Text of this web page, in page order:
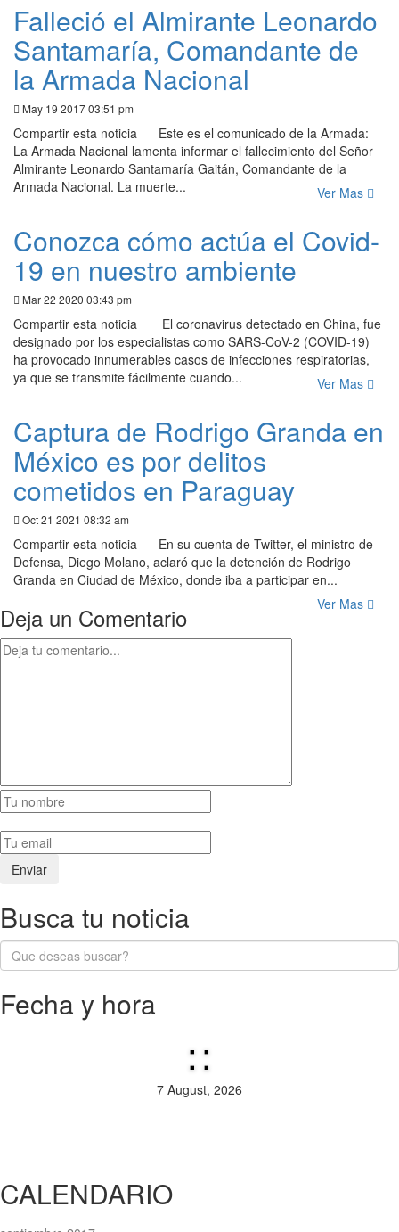
Falleció el Almirante Leonardo
Santamaría, Comandante de
la Armada Nacional
May 19 2017 03:51 pm
Compartir esta noticia Este es el comunicado de la Armada:
La Armada Nacional lamenta informar el fallecimiento del Señor
Almirante Leonardo Santamaría Gaitán, Comandante de la
Armada Nacional. La muerte...
Ver Mas
Conozca cómo actúa el Covid-
19 en nuestro ambiente
Mar 22 2020 03:43 pm
Compartir esta noticia El coronavirus detectado en China, fue
designado por los especialistas como SARS-CoV-2 (COVID-19)
ha provocado innumerables casos de infecciones respiratorias,
ya que se transmite fácilmente cuando...
Ver Mas
Captura de Rodrigo Granda en
México es por delitos
cometidos en Paraguay
Oct 21 2021 08:32 am
Compartir esta noticia En su cuenta de Twitter, el ministro de
Defensa, Diego Molano, aclaró que la detención de Rodrigo
Granda en Ciudad de México, donde iba a participar en...
Ver Mas
Deja un Comentario
Busca tu noticia
Fecha y hora
::
7 August, 2026
CALENDARIO